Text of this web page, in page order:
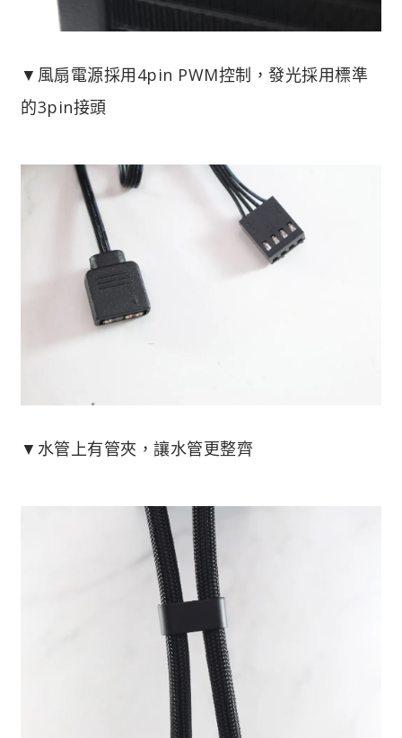
▼風扇電源採用4pin PWM控制，發光採用標準
的3pin接頭
▼水管上有管夾，讓水管更整齊